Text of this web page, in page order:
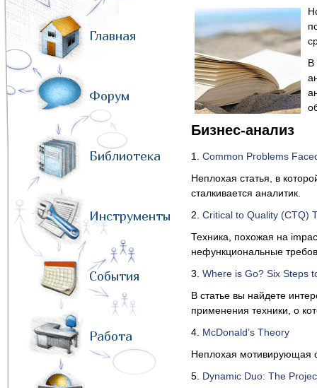
Главная
Форум
Библиотека
Инструменты
События
Работа
В
Бизнес-анализ
1. Common Problems
Неплохая статья, в
сталкивается аналитик.
2. Critical to Quality (CTQ)
Техника, похожая на
нефункциональные
3. Where is Go? Six Steps
В статье вы найдете
применения техники, о
4. McDonald’s Theory
Неплохая мотивирующая
5. Dynamic Duo: The